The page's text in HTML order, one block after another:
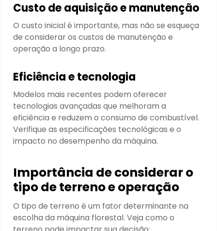
Custo de aquisição e manutenção
O custo inicial é importante, mas não se esqueça
de considerar os custos de manutenção e
operação a longo prazo.
Eficiência e tecnologia
Modelos mais recentes podem oferecer
tecnologias avançadas que melhoram a
eficiência e reduzem o consumo de combustível.
Verifique as especificações tecnológicas e o
impacto no desempenho da máquina.
Importância de considerar o
tipo de terreno e operação
O tipo de terreno é um fator determinante na
escolha da máquina florestal. Veja como o